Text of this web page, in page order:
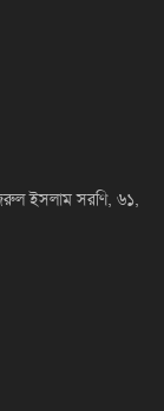
ইসলাম সরণি, ৬১,